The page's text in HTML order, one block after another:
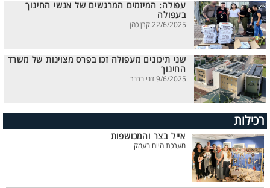
עפולה: המיזמים המרגשים של אנשי החינוך
בעפולה
22/6/2025 קרן כהן
שני תיכונים מעפולה זכו בפרס מצוינות של משרד
החינוך
9/6/2025 דני ברנר
רכילות
אייל בצר והמכושפות
מערכת היום בעמק